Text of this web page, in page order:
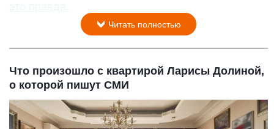
это правда.
Читать полностью
Что произошло с квартирой Ларисы Долиной,
о которой пишут СМИ